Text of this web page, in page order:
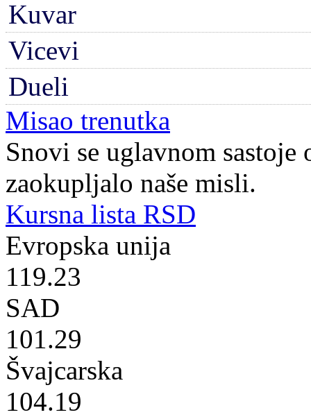
Kuvar
Vicevi
Dueli
Misao trenutka
Snovi se uglavnom sastoje
zaokupljalo naše misli.
Kursna lista RSD
Evropska unija
119.23
SAD
101.29
Švajcarska
104.19